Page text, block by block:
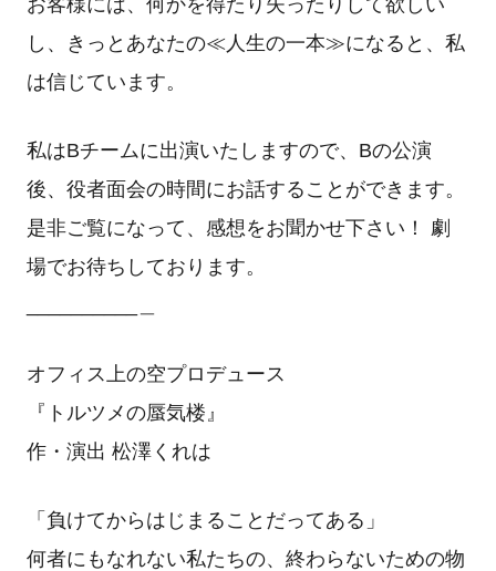
お客様には、何かを得たり失ったりして欲しい
し、きっとあなたの≪人生の一本≫になると、私
は信じています。
私はBチームに出演いたしますので、Bの公演
後、役者面会の時間にお話することができます。
是非ご覧になって、感想をお聞かせ下さい！ 劇
場でお待ちしております。
オフィス上の空プロデュース
『トルツメの蜃気楼』
作・演出 松澤くれは
「負けてからはじまることだってある」
何者にもなれない私たちの、終わらないための物